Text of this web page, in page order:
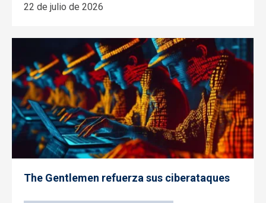
22 de julio de 2026
The Gentlemen refuerza sus ciberataques